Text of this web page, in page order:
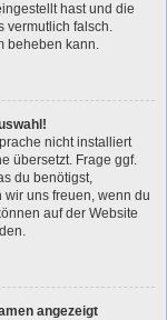
hast und die
vermutlich falsch.
beheben kann.
nicht installiert
übersetzt. Frage ggf.
du benötigst,
uns freuen, wenn du
auf der Website
angezeigt